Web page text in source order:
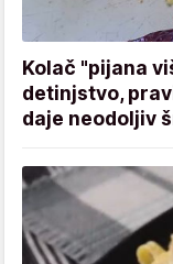
Kolač "pijana
detinjstvo,
daje neodoljiv